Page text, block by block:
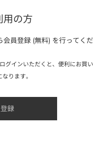
用の方
員登録 (無料) を行ってくだ
グインいただくと、便利にお買い
ります。